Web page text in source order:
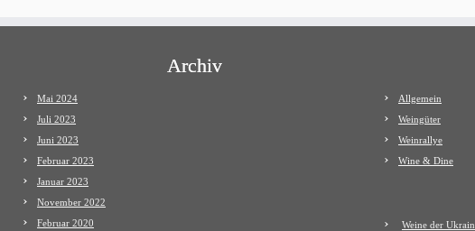
Archiv
Mai 2024
Juli 2023
Juni 2023
Februar 2023
Januar 2023
November 2022
Februar 2020
Allgemein
Weingüter
Weinrallye
Wine & Dine
Weine der